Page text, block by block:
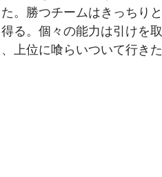
。勝つチームはきっちり
る。個々の能力は引けを
上位に喰らいついて行きた